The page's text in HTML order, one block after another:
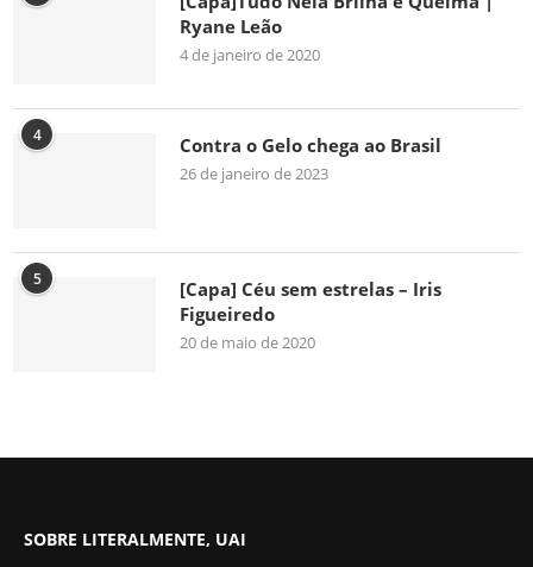
Ryane Leão
4 de janeiro de 2020
4 Contra o Gelo chega ao Brasil
26 de janeiro de 2023
5
[Capa] Céu sem estrelas – Iris
Figueiredo
20 de maio de 2020
SOBRE LITERALMENTE, UAI